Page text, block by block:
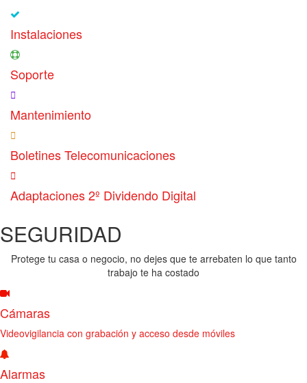
Instalaciones
Soporte
Mantenimiento
Boletines Telecomunicaciones
Adaptaciones 2º Dividendo Digital
SEGURIDAD
Protege tu casa o negocio, no dejes que te arrebaten lo que tanto
trabajo te ha costado
Cámaras
Videovigilancia con grabación y acceso desde móviles
Alarmas